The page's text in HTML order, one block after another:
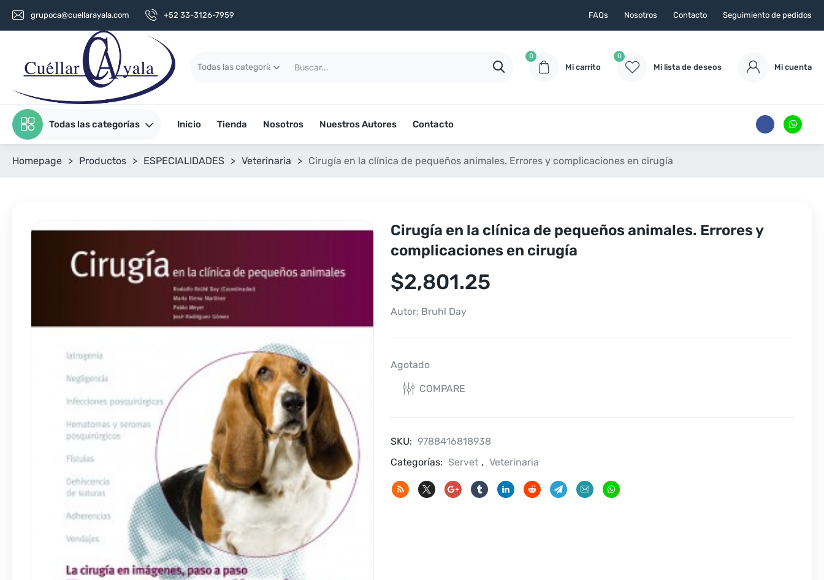
grupoca@cuellarayala.com +52 33-3126-7959 FAQs Nosotros Contacto Seguimiento de pedidos
0
Mi carrito
0
Mi lista de deseos Mi cuenta
Todas las categorías Inicio Tienda Nosotros Nuestros Autores Contacto
Homepage > Productos > ESPECIALIDADES > Veterinaria > Cirugía en la clínica de pequeños animales. Errores y complicaciones en cirugía
Cirugía en la clínica de pequeños animales. Errores y
complicaciones en cirugía
$2,801.25
Autor: Bruhl Day
Agotado
COMPARE
SKU: 9788416818938
Categorías: Servet , Veterinaria